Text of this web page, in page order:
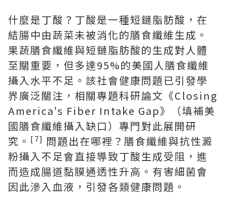
什麼是丁酸？丁酸是一種短鏈脂肪酸，在
結腸中由蔬菜未被消化的膳食纖維生成。
果蔬膳食纖維與短鏈脂肪酸的生成對人體
至關重要，但多達95%的美國人膳食纖維
攝入水平不足。該社會健康問題已引發學
界廣泛關注，相關專題科研論文《Closing
America's Fiber Intake Gap》（填補美
國膳食纖維攝入缺口）專門對此展開研
究。 [7] 問題出在哪裡？膳食纖維與抗性澱
粉攝入不足會直接導致丁酸生成受阻，進
而造成腸道黏膜通透性升高。有害細菌會
因此滲入血液，引發各類健康問題。